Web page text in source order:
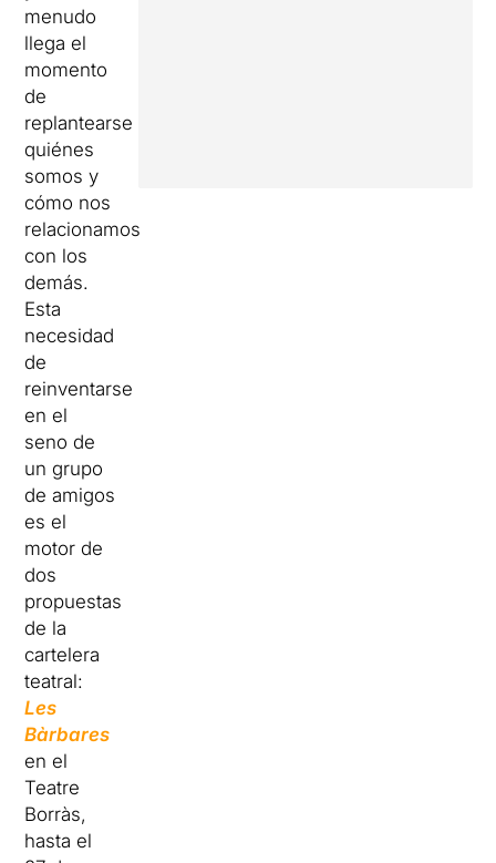
menudo
llega el
momento
de
replantearse
quiénes
somos y
cómo nos
relacionamos
con los
demás.
Esta
necesidad
de
reinventarse
en el
seno de
un grupo
de amigos
es el
motor de
dos
propuestas
de la
cartelera
teatral:
Les
Bàrbares
en el
Teatre
Borràs,
hasta el